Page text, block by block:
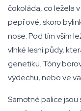
čokoláda, co ležela
pepřové, skoro
nose. Pod tím vším
vlhké lesní půdy,
genetiku. Tóny
výdechu, nebo ve
Samotné palice jsou